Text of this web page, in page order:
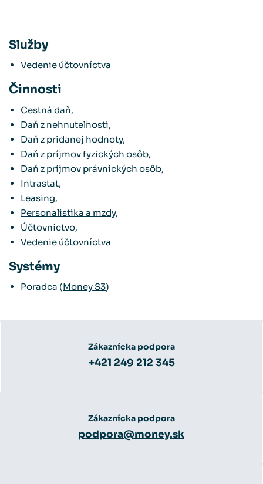
Služby
Vedenie účtovníctva
Činnosti
Cestná daň,
Daň z nehnuteľnosti,
Daň z pridanej hodnoty,
Daň z príjmov fyzických osôb,
Daň z príjmov právnických osôb,
Intrastat,
Leasing,
Personalistika a mzdy,
Účtovníctvo,
Vedenie účtovníctva
Systémy
Poradca (Money S3)
Zákaznícka podpora
+421 249 212 345
Zákaznícka podpora
podpora@money.sk